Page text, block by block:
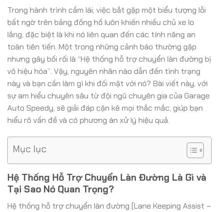
Trong hành trình cầm lái, việc bắt gặp một biểu tượng lỗi
bất ngờ trên bảng đồng hồ luôn khiến nhiều chủ xe lo
lắng, đặc biệt là khi nó liên quan đến các tính năng an
toàn tiên tiến. Một trong những cảnh báo thường gặp
nhưng gây bối rối là “Hệ thống hỗ trợ chuyển làn đường bị
vô hiệu hóa”. Vậy, nguyên nhân nào dẫn đến tình trạng
này và bạn cần làm gì khi đối mặt với nó? Bài viết này, với
sự am hiểu chuyên sâu từ đội ngũ chuyên gia của Garage
Auto Speedy, sẽ giải đáp cặn kẽ mọi thắc mắc, giúp bạn
hiểu rõ vấn đề và có phương án xử lý hiệu quả.
Mục lục
Hệ Thống Hỗ Trợ Chuyển Làn Đường Là Gì và
Tại Sao Nó Quan Trọng?
Hệ thống hỗ trợ chuyển làn đường (Lane Keeping Assist –